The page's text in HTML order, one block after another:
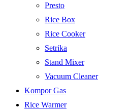
Presto
Rice Box
Rice Cooker
Setrika
Stand Mixer
Vacuum Cleaner
Kompor Gas
Rice Warmer